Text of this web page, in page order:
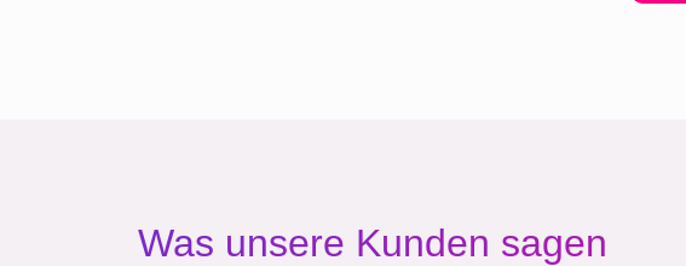
Was unsere Kunden sagen